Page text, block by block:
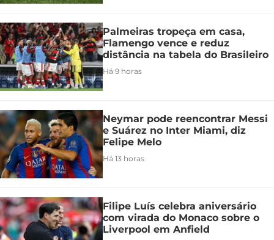
Palmeiras tropeça em casa,
Flamengo vence e reduz
distância na tabela do Brasileiro
Há 9 horas
Neymar pode reencontrar Messi
e Suárez no Inter Miami, diz
Felipe Melo
Há 13 horas
Filipe Luís celebra aniversário
com virada do Monaco sobre o
Liverpool em Anfield